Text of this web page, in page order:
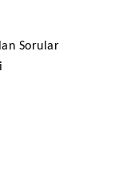
Sorular